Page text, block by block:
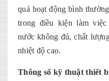
quả hoạt động bình
trong điều kiện làm
nước không đủ, chất
nhiệt độ cao.
Thông số kỹ thuật thiết